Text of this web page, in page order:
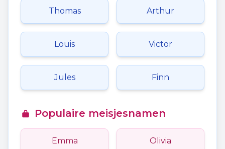
Thomas Arthur
Louis Victor
Jules Finn
Populaire meisjesnamen
Emma Olivia